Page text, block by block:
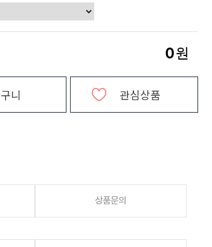
0원
니 관심상품
상품문의